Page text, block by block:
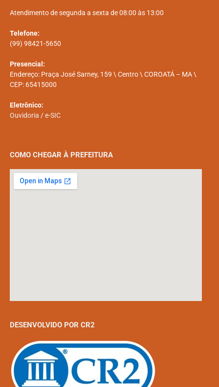
Atendimento de segunda a sexta de 08:00 às 13:00
Telefone:
(99) 98421-5650
Presencial:
Endereço: Praça José Sarney, 159 \ Centro \ COROATÁ – MA \
CEP: 65415000
Eletrônico:
Ouvidoria /e-SIC
COMO CHEGAR À PREFEITURA
DESENVOLVIDO POR CR2